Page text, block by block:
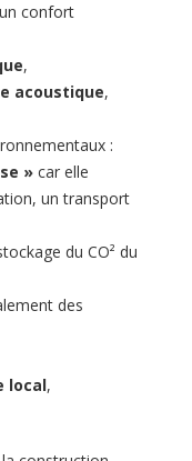
confort
,
acoustique,
:
» car elle
un transport
du CO² du
des
local,